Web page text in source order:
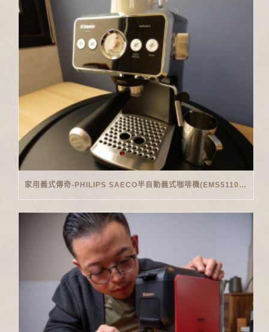
家用義式傳奇-PHILIPS SAECO半自動義式咖啡機(EMS5110)開箱